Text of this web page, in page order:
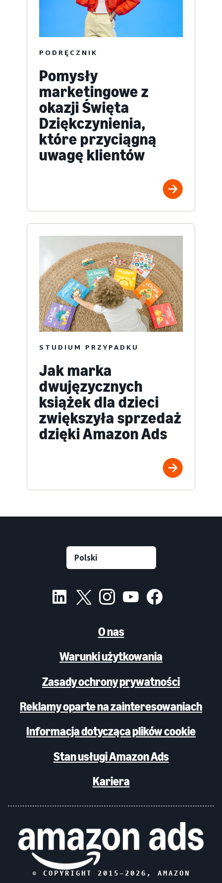
PODRĘCZNIK
Pomysły
marketingowe z
okazji Święta
Dziękczynienia,
które przyciągną
uwagę klientów
STUDIUM PRZYPADKU
Jak marka
dwujęzycznych
książek dla dzieci
zwiększyła sprzedaż
dzięki Amazon Ads
O nas
Warunki użytkowania
Zasady ochrony prywatności
Reklamy oparte na zainteresowaniach
Informacja dotycząca plików cookie
Stan usługi Amazon Ads
Kariera
© COPYRIGHT 2015– 2026 , AMAZON